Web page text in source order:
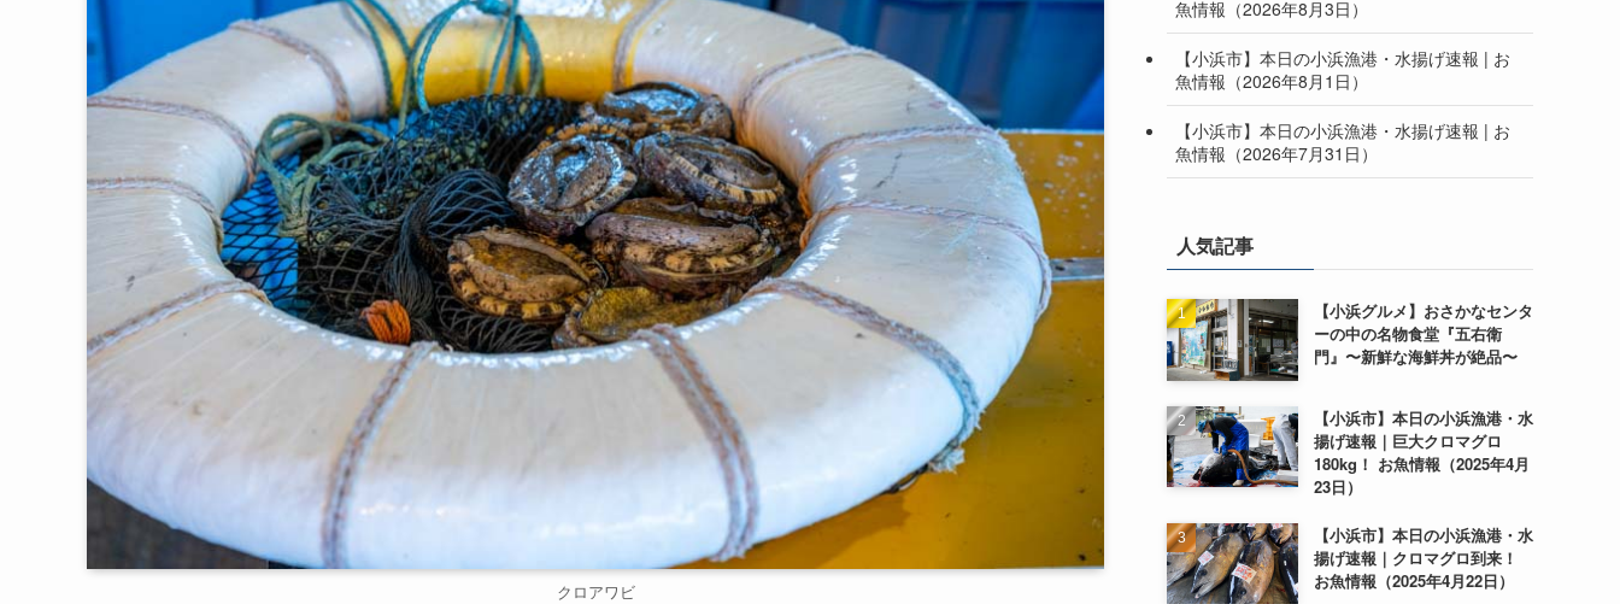
クロアワビ
魚情報（2026年8月3日）
【小浜市】本日の小浜漁港・水揚げ速報 | お
魚情報（2026年8月1日）
【小浜市】本日の小浜漁港・水揚げ速報 | お
魚情報（2026年7月31日）
人気記事
【小浜グルメ】おさかなセンタ
ーの中の名物食堂『五右衛
門』〜新鮮な海鮮丼が絶品〜
【小浜市】本日の小浜漁港・水
揚げ速報｜巨大クロマグロ
180kg！ お魚情報（2025年4月
23日）
【小浜市】本日の小浜漁港・水
揚げ速報｜クロマグロ到来！
お魚情報（2025年4月22日）